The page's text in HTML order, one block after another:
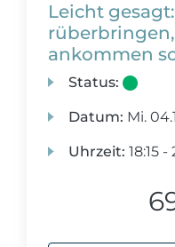
Leicht
ankommen
Status:
Datum: Mi.
Uhrzeit: 18:15